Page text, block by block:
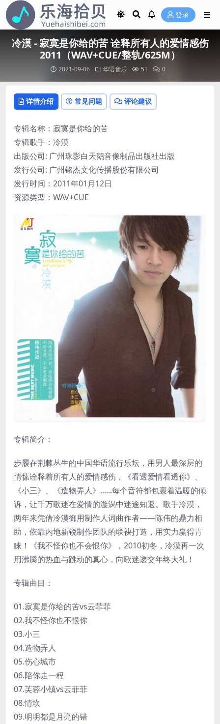
登录
冷漠 - 寂寞是你给的苦 诠释所有人的爱情感伤
2011（WAV+CUE/整轨/625M）
2021-09-06 华语音乐 51 0
详情介绍 常见问题 评论建议
专辑名称：寂寞是你给的苦
专辑歌手：冷漠
出版公司: 广州珠影白天鹅音像制品出版社出版
发行公司: 广州铭杰文化传播股份有限公司
发行时间：2011年01月12日
资源类型：WAV+CUE
专辑简介：
步履在荆棘丛生的中国华语流行乐坛，用男人最深层的
情愫诠释着所有人的爱情感伤，《看透爱情看透你》、
《小三》、《造物弄人》......每个音符都包裹着温暖的倾
诉，让千万歌迷在爱情的漩涡中迷途知返。歌手冷漠，
两年来凭借冷漠御用制作人词曲作者——陈伟的鼎力相
助，依靠内地新锐制作团队的联袂打造，用实力赢得青
睐！《我不怪你也不会恨你》，2010初冬，冷漠再一次
用沸腾的热血与跳动的真心，向歌迷递交年终大礼！
专辑曲目：
01.寂寞是你给的苦vs云菲菲
02.我不怪你也不恨你
03.小三
04.造物弄人
05.伤心城市
06.陪你走一程
07.芙蓉小镇vs云菲菲
08.情坎
09.明明都是月亮的错